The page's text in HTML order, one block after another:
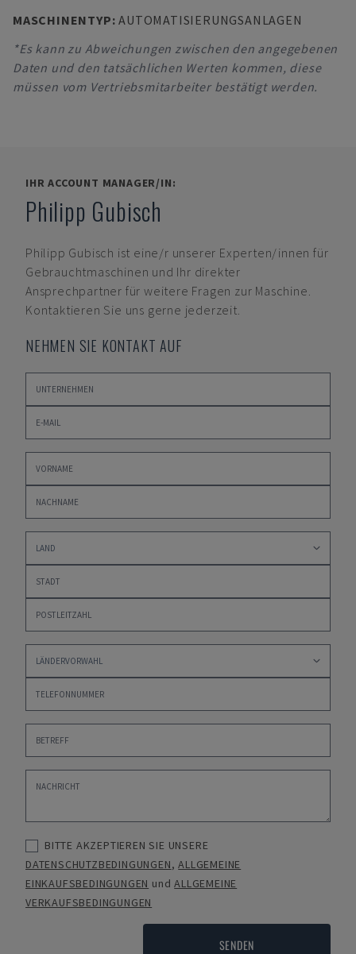
MASCHINENTYP:AUTOMATISIERUNGSANLAGEN
*Es kann zu Abweichungen zwischen den angegebenen
Daten und den tatsächlichen Werten kommen, diese
müssen vom Vertriebsmitarbeiter bestätigt werden.
IHR ACCOUNT MANAGER/IN:
Philipp Gubisch
Philipp Gubisch ist eine/r unserer Experten/innen für
Gebrauchtmaschinen und Ihr direkter
Ansprechpartner für weitere Fragen zur Maschine.
Kontaktieren Sie uns gerne jederzeit.
NEHMEN SIE KONTAKT AUF
BITTE AKZEPTIEREN SIE UNSERE
DATENSCHUTZBEDINGUNGEN,ALLGEMEINE
EINKAUFSBEDINGUNGEN undALLGEMEINE
VERKAUFSBEDINGUNGEN
SENDEN